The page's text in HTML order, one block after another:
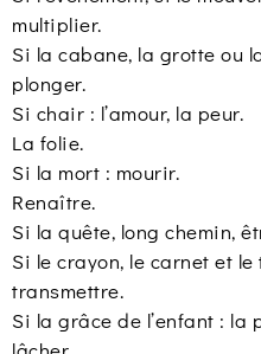
multiplier.
Si la cabane, la grotte ou
plonger.
Si chair : l’amour, la peur.
La folie.
Si la mort : mourir.
Renaître.
Si la quête, long chemin,
Si le crayon, le carnet et
transmettre.
Si la grâce de l’enfant : la